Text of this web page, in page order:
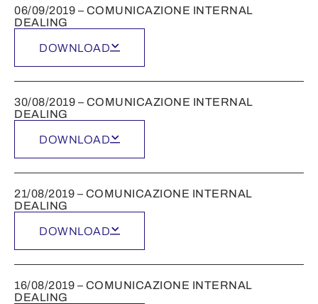
06/09/2019 – COMUNICAZIONE INTERNAL
DEALING
DOWNLOAD
30/08/2019 – COMUNICAZIONE INTERNAL
DEALING
DOWNLOAD
21/08/2019 – COMUNICAZIONE INTERNAL
DEALING
DOWNLOAD
16/08/2019 – COMUNICAZIONE INTERNAL
DEALING